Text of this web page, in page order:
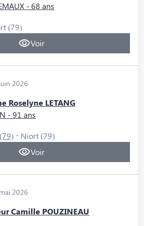
- 68 ans
(79)
Voir
2026
Roselyne LETANG
- 91 ans
- Niort (79)
Voir
2026
Camille POUZINEAU